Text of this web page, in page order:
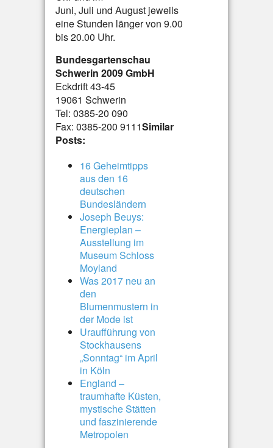
Juni, Juli und August jeweils
eine Stunden länger von 9.00
bis 20.00 Uhr.
Bundesgartenschau
Schwerin 2009 GmbH
Eckdrift 43-45
19061 Schwerin
Tel: 0385-20 090
Fax: 0385-200 9111Similar
Posts:
16 Geheimtipps
aus den 16
deutschen
Bundesländern
Joseph Beuys:
Energieplan –
Ausstellung im
Museum Schloss
Moyland
Was 2017 neu an
den
Blumenmustern in
der Mode ist
Uraufführung von
Stockhausens
„Sonntag“ im April
in Köln
England –
traumhafte Küsten,
mystische Stätten
und faszinierende
Metropolen